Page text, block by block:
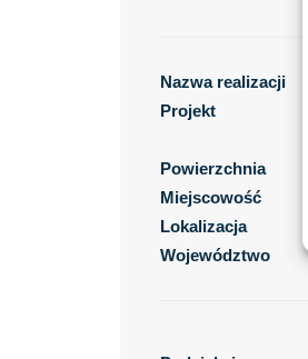
Nazwa realizacji
Projekt
Powierzchnia
Miejscowość
Lokalizacja
Województwo